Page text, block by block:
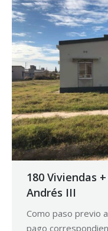
180 Viviendas
Andrés III
Como paso previo
pago